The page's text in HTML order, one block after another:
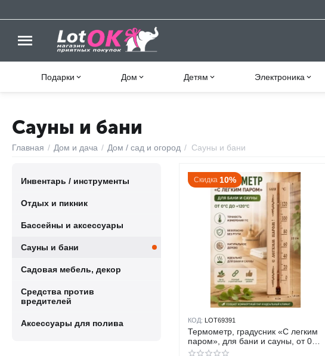
Подарки Дом Детям Электроника
Сауны и бани
Главная / Дом и дача / Дом / сад и огород / Сауны и бани
Скидка 10%
КОД: LOT69391
Термометр, градусник «С легким
паром», для бани и сауны, от 0°C
до +120°C, 22х4х1.4 см
Инвентарь / инструменты
Отдых и пикник
Бассейны и аксессуары
Сауны и бани
Садовая мебель, декор
Средства против
вредителей
Аксессуары для полива